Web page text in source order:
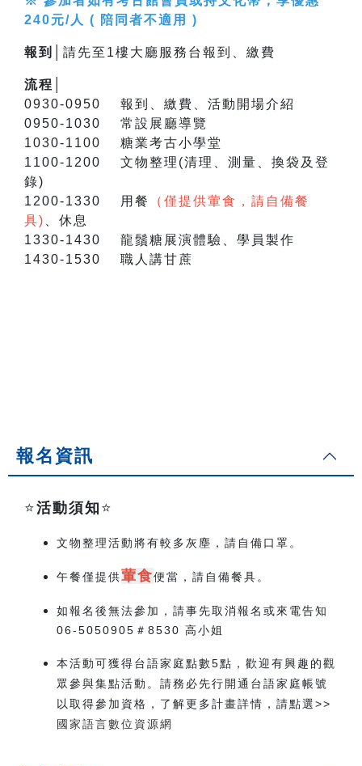
240元/人 ( 陪同者不適用 )
報到│ 請先至1樓大廳服務台報到、繳費
流程│
0930-0950 報到、繳費、活動開場介紹
0950-1030 常設展廳導覽
1030-1100 糖業考古小學堂
1100-1200 文物整理(清理、測量、換袋及登
錄)
1200-1330 用餐
（僅提供葷食，請自備餐
具)
、休息
1330-1430 龍鬚糖展演體驗、學員製作
1430-1530 職人講甘蔗
報名資訊
⭐️活動須知 ⭐️
文物整理活動將有較多灰塵，請自備口罩。
午餐僅提供葷食便當，請自備餐具。
如報名後無法參加，請事先取消報名或來電告知
06-5050905＃8530 高小姐
本活動可獲得台語家庭點數5點，歡迎有興趣的觀
眾參與集點活動。請務必先行開通台語家庭帳號
以取得參加資格，了解更多計畫詳情，請點選>>
國家語言數位資源網